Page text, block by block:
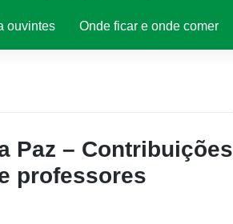
ouvintes Onde ficar e onde comer
Paz – Contribuições
professores